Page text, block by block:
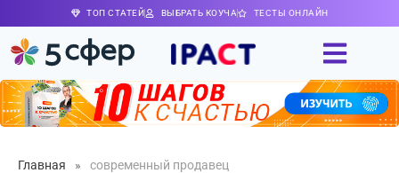
ТОП СТАТЕЙ ВЫБРАТЬ КОУЧА ТЕСТЫ ОНЛАЙН
Главная » современный продавец